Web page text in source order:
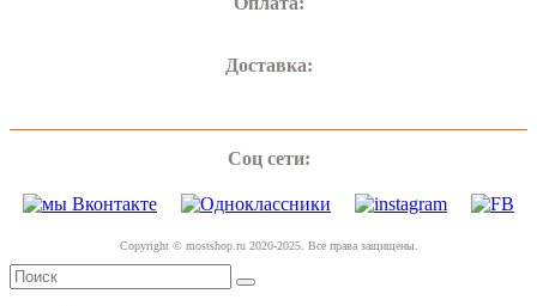
Доставка:
Соц сети:
Copyright © mostshop.ru 2020-2025. Все права защищены.